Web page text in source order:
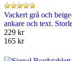
Vackert grå och
ankare och text.
229 kr
165 kr